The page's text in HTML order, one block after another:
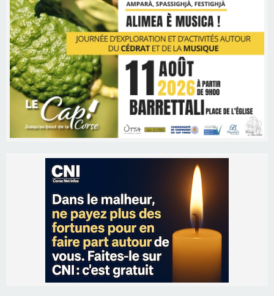
Les brèves
06/08/2026 15:57
Ucciani – Marché des producteurs à Cruculi le
06/08/2026 15:25
Corte – L’association A Nuciola organise une